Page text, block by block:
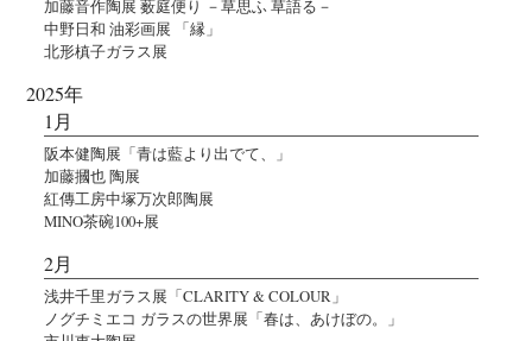
加藤音作陶展 薮庭便り －草思ふ 草語る－
中野日和 油彩画展 「縁」
北形槙子ガラス展
2025年
1月
阪本健陶展「青は藍より出でて、」
加藤摑也 陶展
紅傳工房中塚万次郎陶展
MINO茶碗100+展
2月
浅井千里ガラス展「CLARITY & COLOUR」
ノグチミエコ ガラスの世界展「春は、あけぼの。」